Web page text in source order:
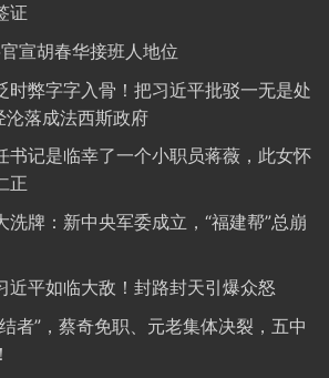
证
宣胡春华接班人地位
时弊字字入骨！把习近平批驳一无是处
落成法西斯政府
书记是临幸了一个小职员蒋薇，此女怀
正
洗牌：新中央军委成立，“福建帮”总崩
近平如临大敌！封路封天引爆众怒
者”，蔡奇免职、元老集体决裂，五中